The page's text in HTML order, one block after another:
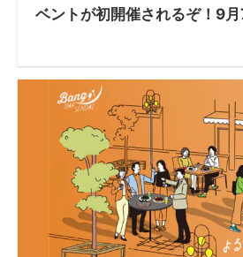
ベントが初開催されるぞ！9